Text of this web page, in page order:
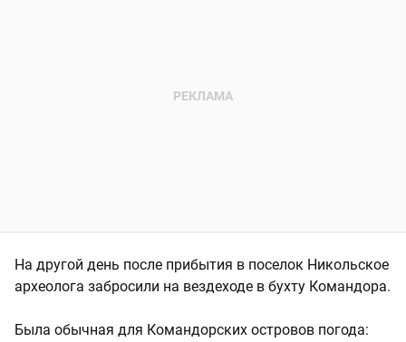
На другой день после прибытия в поселок Никольское
археолога забросили на вездеходе в бухту Командора.
Была обычная для Командорских островов погода: